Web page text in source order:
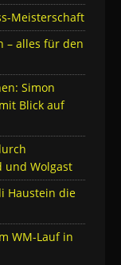
Meisterschaft
– alles für den
Simon
Blick auf
und Wolgast
Haustein die
WM-Lauf in